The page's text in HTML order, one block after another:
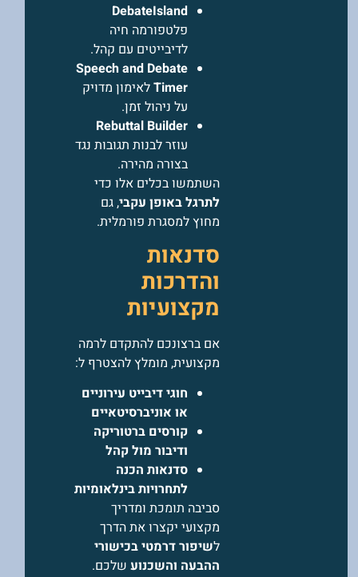
DebateIsland
פלטפורמה חיה
לדיבייטים עם קהל.
Speech and Debate
Timerלאימון מדויק
על ניהול זמן.
Rebuttal Builder
עוזר לבנות תגובות נגד
בצורה מהירה.
השתמשו בכלים אלו כדי
לתרגל באופן עקבי, גם
מחוץ למסגרת פורמלית.
סדנאות
והדרכות
מקצועיות
אם ברצונכם להתקדם לרמה
מקצועית, מומלץ להצטרף ל:
חוגי דיבייט עירוניים
או אוניברסיטאיים
קורסים ברטוריקה
ודיבור מול קהל
סדנאות הכנה
לתחרויות בינלאומיות
סביבה תומכת ומדריך
מקצועי יקצרו את הדרך
לשיפור דרמטי בכישורי
ההבעה והשכנוע שלכם.